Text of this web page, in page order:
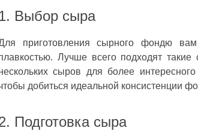
Выбор сыра
приготовления сырного фондю
Лучше всего подходят
сыров для более
добиться идеальной консистенции
Подготовка сыра